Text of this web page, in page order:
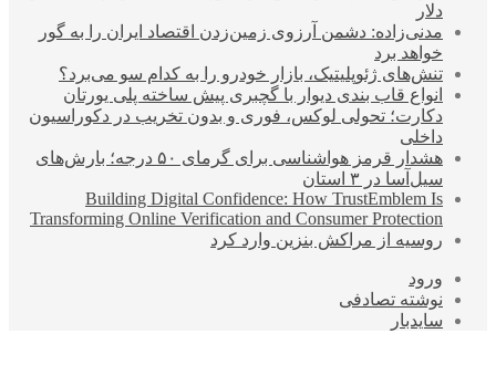
دلار
مدنی‌زاده: دشمن آرزوی زمین‌زدن اقتصاد ایران را به گور
خواهد برد
تنش‌های ژئوپلیتیک، بازار خودرو را به کدام سو می‌برد؟
انواع قاب بندی دیوار با گچبری پیش ساخته پلی یورتان
دکارت؛ تحولی لوکس، فوری و بدون تخریب در دکوراسیون
داخلی
هشدار قرمز هواشناسی برای گرمای ۵۰ درجه؛ بارش‌های
سیل‌آسا در ۳ استان
Building Digital Confidence: How TrustEmblem Is
Transforming Online Verification and Consumer Protection
روسیه از مراکش بنزین وارد کرد
ورود
نوشته تصادفی
سایدبار